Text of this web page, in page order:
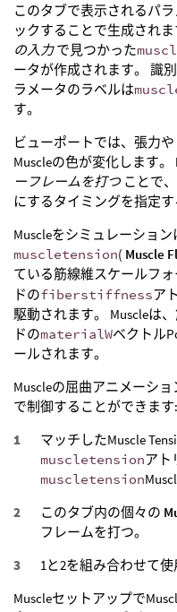
このタブで表示されるパラ
ックすることで生成されま
の入力で見つかった
ータが作成されます。 識
ラメータのラベルは
す。
ビューポートでは、張力や
Muscleの色が変化します。
ーフレームを打つ ことで
にするタイミングを指定す
Muscleをシミュレーショ
muscletension( Muscle
ている筋線維スケールフォ
ドのfiberstiffnessア
駆動されます。 Muscleは
ドのmaterialWベクトル
ールされます。
Muscleの屈曲アニメーシ
で制御することができます:
マッチしたMuscle
muscletensionアト
muscletension
このタブ内の個々の
フレームを打つ。
1と2を組み合わせて使
Muscleセットアップで